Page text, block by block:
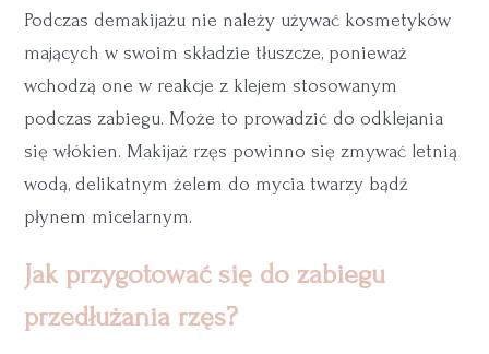
Podczas demakijażu nie należy używać kosmetyków
mających w swoim składzie tłuszcze, ponieważ
wchodzą one w reakcje z klejem stosowanym
podczas zabiegu. Może to prowadzić do odklejania
się włókien. Makijaż rzęs powinno się zmywać letnią
wodą, delikatnym żelem do mycia twarzy bądź
płynem micelarnym.
Jak przygotować się do zabiegu
przedłużania rzęs?